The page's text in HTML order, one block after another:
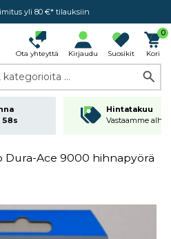
yli 80 €* tilauksiin
Hintatakuu
Ota yhteyttä Kirjaudu Suosikit
0
Kori
...
57s
Hintatakuu
Vastaamme
Dura-Ace 9000 hihnapyörä